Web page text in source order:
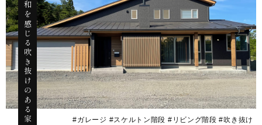
和を感じる吹き抜けのある家
#ガレージ #スケルトン階段 #リビング階段 #吹き抜け